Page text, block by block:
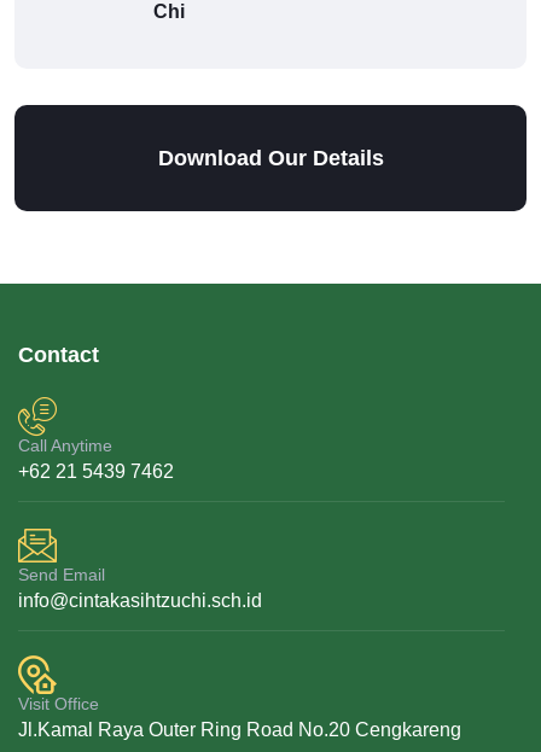
Chi
Download Our Details
Contact
Call Anytime
+62 21 5439 7462
Send Email
info@cintakasihtzuchi.sch.id
Visit Office
Jl.Kamal Raya Outer Ring Road No.20 Cengkareng